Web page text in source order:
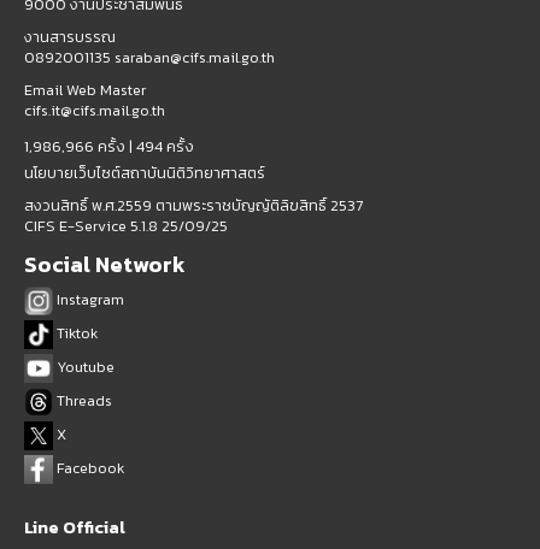
งานสารบรรณ
0892001135 saraban@cifs.mail.go.th
Email Web Master
cifs.it@cifs.mail.go.th
1,986,966 ครั้ง | 494 ครั้ง
นโยบายเว็บไซต์สถาบันนิติวิทยาศาสตร์
สงวนสิทธิ์ พ.ศ.2559 ตามพระราชบัญญัติลิขสิทธิ์ 2537
CIFS E-Service 5.1.8 25/09/25
Social Network
Instagram
Tiktok
Youtube
Threads
X
Facebook
Line Official